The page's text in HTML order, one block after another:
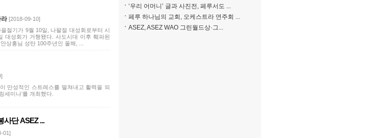
라 [2018-09-10]
절기가 9월 10일, 나팔절 대성회로부터 시
대성회가 거행됐다. 사도시대 이후 훼파된
상홍님 성탄 100주년인 올해, ...
만성적인 스트레스를 떨쳐내고 활력을 되
세미나’를 개최했다.
사단 ASEZ ...
01]
‘우리 어머니’ 글과 사진전, 페루서도 ...
페루 하나님의 교회, 오케스트라 연주회 ...
ASEZ, ASEZ WAO 그린월드상·그...